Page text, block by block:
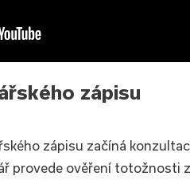
zápisu
zápisu začíná
provede ověření